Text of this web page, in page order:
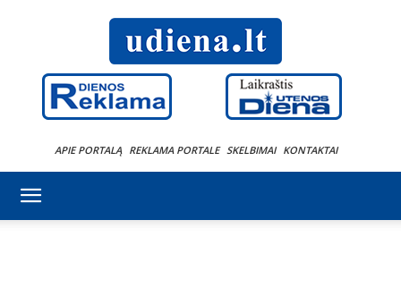
APIE PORTALĄ REKLAMA PORTALE SKELBIMAI KONTAKTAI